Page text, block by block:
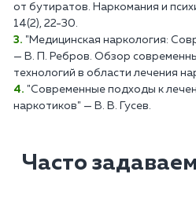
от бутиратов. Наркомания и
14(2), 22-30.
"Медицинская наркология:
— В. П. Ребров. Обзор
технологий в области лечения
"Современные подходы к
наркотиков" — В. В. Гусев.
Часто